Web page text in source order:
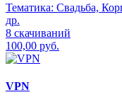
Тематика: Свадьба,
др.
8 скачиваний
100,00 руб.
VPN